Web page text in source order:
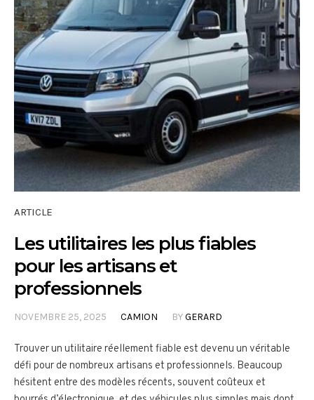
ARTICLE
Les utilitaires les plus fiables
pour les artisans et
professionnels
NOVEMBRE 25, 2025 CAMION BYGERARD
Trouver un utilitaire réellement fiable est devenu un véritable
défi pour de nombreux artisans et professionnels. Beaucoup
hésitent entre des modèles récents, souvent coûteux et